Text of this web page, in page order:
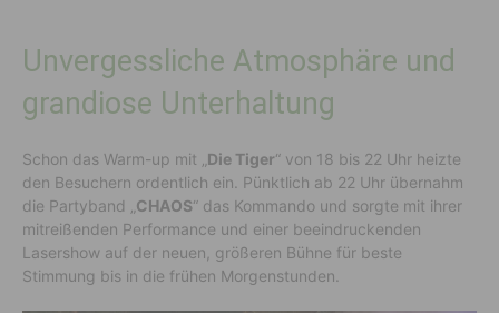
Unvergessliche Atmosphäre und
grandiose Unterhaltung
Schon das Warm-up mit „ Die Tiger“ von 18 bis 22 Uhr heizte
den Besuchern ordentlich ein. Pünktlich ab 22 Uhr übernahm
die Partyband „ CHAOS“ das Kommando und sorgte mit ihrer
mitreißenden Performance und einer beeindruckenden
Lasershow auf der neuen, größeren Bühne für beste
Stimmung bis in die frühen Morgenstunden.